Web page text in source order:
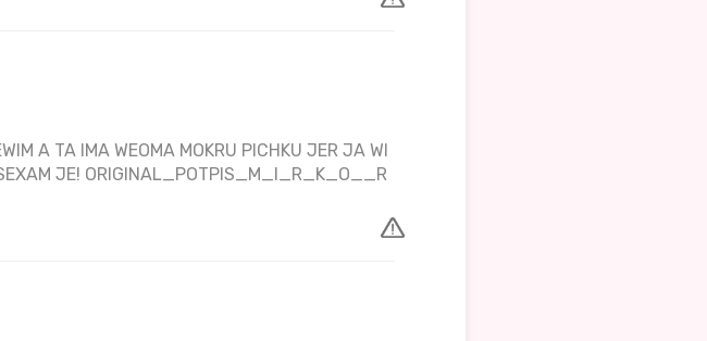
A TA IMA WEOMA MOKRU PICHKU JER JA WI
SEXAM JE! ORIGINAL_POTPIS_M_I_R_K_O__R